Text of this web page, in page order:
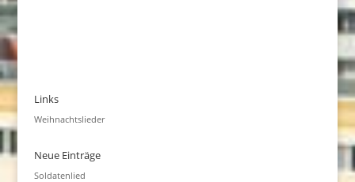
Links
Weihnachtslieder
Neue Einträge
Soldatenlied